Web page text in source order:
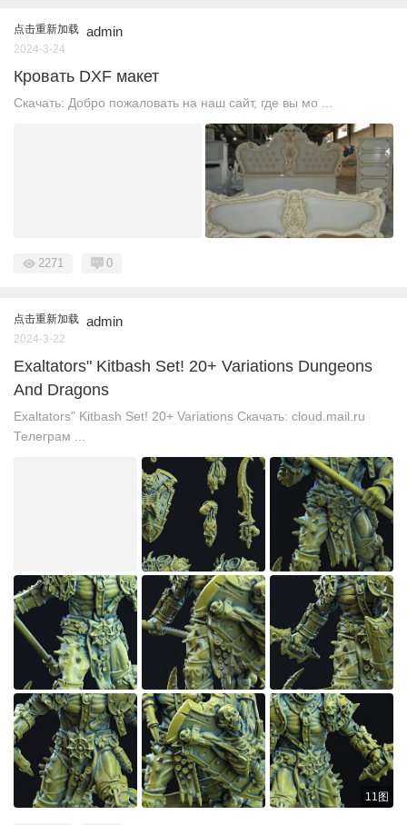
点击重新加载 admin
2024-3-24
Кровать DXF макет
Скачать: Добро пожаловать на наш сайт, где вы мо ...
2271 0
点击重新加载 admin
2024-3-22
Exaltators" Kitbash Set! 20+ Variations Dungeons
And Dragons
Exaltators" Kitbash Set! 20+ Variations Скачать: cloud.mail.ru
Телеграм ...
11图